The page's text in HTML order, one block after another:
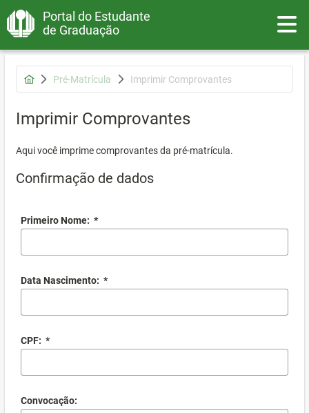
Portal do Estudante
de Graduação
Pré-Matrícula Imprimir Comprovantes
Imprimir Comprovantes
Aqui você imprime comprovantes da pré-matrícula.
Confirmação de dados
Primeiro Nome: *
Data Nascimento: *
CPF: *
Convocação: